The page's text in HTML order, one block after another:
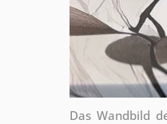
Das Wandbild